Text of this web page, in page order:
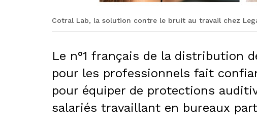
Cotral Lab, la solution contre le bruit au travail chez
Le n°1 français de la distribution
pour les professionnels fait
pour équiper de protections
salariés travaillant en bureaux